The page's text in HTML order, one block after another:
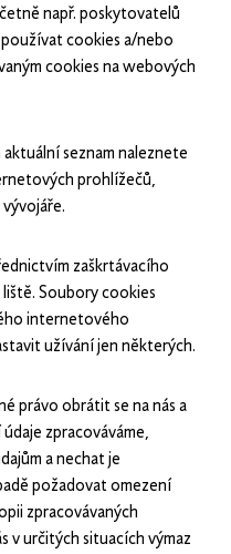
např. poskytovatelů
cookies a/nebo
cookies na webových
seznam naleznete
prohlížečů,
zaškrtávacího
Soubory cookies
internetového
užívání jen některých.
právo obrátit se na nás a
zpracováváme,
a nechat je
požadovat omezení
zpracovávaných
v určitých situacích výmaz